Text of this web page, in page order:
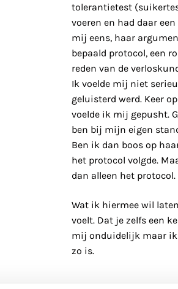
tolerantietest
voeren en had daar
mij eens, haar
bepaald protocol, een
reden van de
Ik voelde mij niet
geluisterd werd. Keer
voelde ik mij gepusht.
ben bij mijn eigen
Ben ik dan boos op
het protocol volgde.
dan alleen het protocol.
Wat ik hiermee wil
voelt. Dat je zelfs een
mij onduidelijk maar ik
zo is.